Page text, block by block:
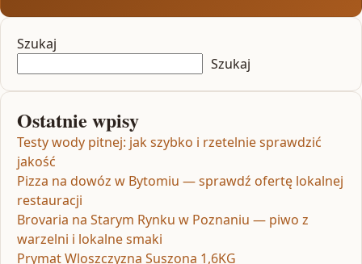
Szukaj
Szukaj
Ostatnie wpisy
Testy wody pitnej: jak szybko i rzetelnie sprawdzić
jakość
Pizza na dowóz w Bytomiu — sprawdź ofertę lokalnej
restauracji
Brovaria na Starym Rynku w Poznaniu — piwo z
warzelni i lokalne smaki
Prymat Wloszczyzna Suszona 1,6KG